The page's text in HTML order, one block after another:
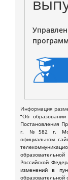
Информация
“Об
Постановления
г. №582 г.
официальном
Российской
изменений в
образовательной